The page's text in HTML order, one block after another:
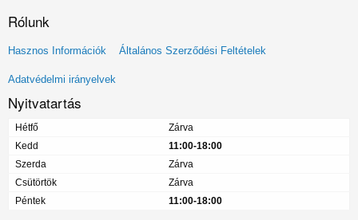
Rólunk
Lábléc
menü
Hasznos Információk Általános Szerződési Feltételek
Adatvédelmi irányelvek
Nyitvatartás
Hétfő
Zárva
Kedd
11:00-18:00
Szerda
Zárva
Csütörtök
Zárva
Péntek
11:00-18:00